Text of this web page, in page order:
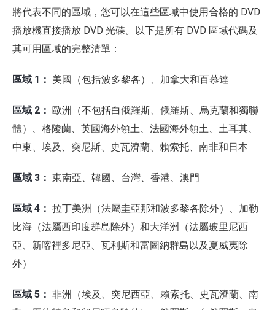
將代表不同的區域，您可以在這些區域中使用合格的 DVD
播放機直接播放 DVD 光碟。以下是所有 DVD 區域代碼及
其可用區域的完整清單：
區域 1： 美國（包括波多黎各）、加拿大和百慕達
區域 2： 歐洲（不包括白俄羅斯、俄羅斯、烏克蘭和獨聯
體）、格陵蘭、英國海外領土、法國海外領土、土耳其、
中東、埃及、突尼斯、史瓦濟蘭、賴索托、南非和日本
區域 3： 東南亞、韓國、台灣、香港、澳門
區域 4： 拉丁美洲（法屬圭亞那和波多黎各除外）、加勒
比海（法屬西印度群島除外）和大洋洲（法屬玻里尼西
亞、新喀裡多尼亞、瓦利斯和富圖納群島以及夏威夷除
外）
區域 5： 非洲（埃及、突尼西亞、賴索托、史瓦濟蘭、南